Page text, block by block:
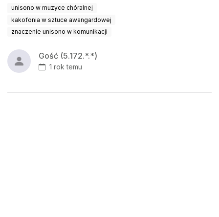
unisono w muzyce chóralnej
kakofonia w sztuce awangardowej
znaczenie unisono w komunikacji
Gość (5.172.*.*)
1 rok temu